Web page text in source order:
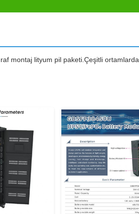
montaj lityum pil paketi.Çeşitli ortamlarda